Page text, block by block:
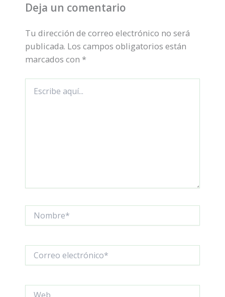
Deja un comentario
Tu dirección de correo electrónico no será
publicada. Los campos obligatorios están
marcados con *
aquí...
electrónico*